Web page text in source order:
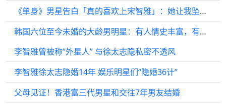
《单身》男星告白「真的喜欢上宋智雅」：她让我坠入爱河
韩国六位至今未婚的大龄男明星：有人情史丰富，有人个人感情成谜
李智雅曾被称“外星人” 与徐太志隐私密不透风
李智雅徐太志隐婚14年 娱乐明星们“隐婚36计”
父母见证！香港富三代男星和交往7年男友结婚